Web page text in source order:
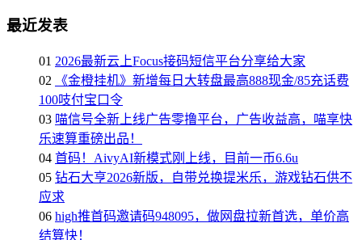
最近发表
01 2026最新云上Focus接码短信平台分享给大家
02
《金橙挂机》新增每日大转盘最高888现金/85充话费
100吱付宝口令
03 喵信号全新上线广告零撸平台，广告收益高，喵享快
乐速算重磅出品！
04 首码！AivyAI新模式刚上线，目前一币6.6u
05 钻石大亨2026新版，自带兑换提米乐，游戏钻石供不
应求
06 high推首码邀请码948095，做网盘拉新首选，单价高
结算快！